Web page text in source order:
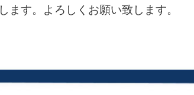
します。よろしくお願い致します。